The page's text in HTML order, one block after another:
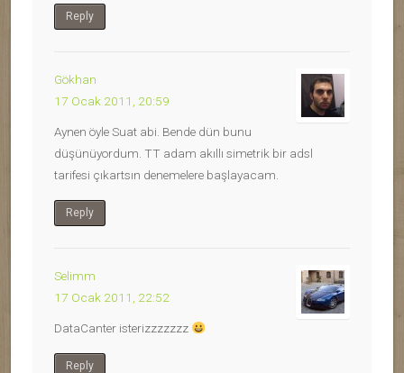
Reply
Gökhan
17 Ocak 2011, 20:59
Aynen öyle Suat abi. Bende dün bunu
düşünüyordum. TT adam akıllı simetrik bir adsl
tarifesi çıkartsın denemelere başlayacam.
Reply
Selimm
17 Ocak 2011, 22:52
DataCanter isterizzzzzzz
Reply